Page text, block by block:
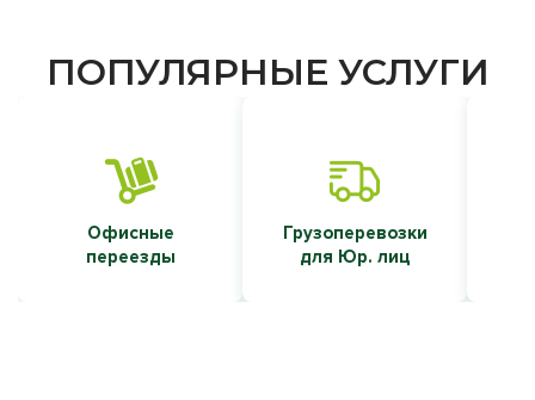
ПОПУЛЯРНЫЕ УСЛУГИ
Офисные
переезды
Грузоперевозки
для Юр. лиц